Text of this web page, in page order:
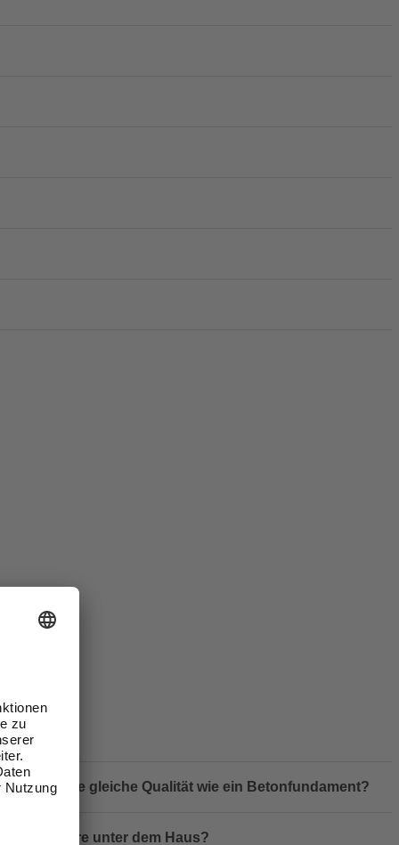
genau die gleiche Qualität wie ein Betonfundament?
und Tiere unter dem Haus?